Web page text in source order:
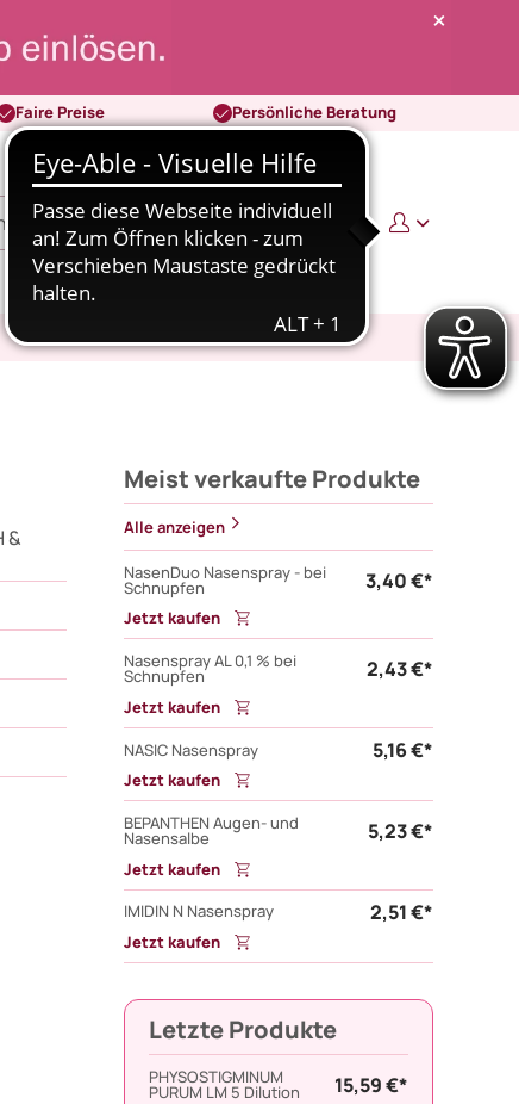
Faire Preise Persönliche Beratung
0 0,00 €
&
Meist verkaufte Produkte
Alle anzeigen
NasenDuo Nasenspray - bei
Schnupfen 3,40 €*
Jetzt kaufen
Nasenspray AL 0,1 % bei
Schnupfen 2,43 €*
Jetzt kaufen
NASIC Nasenspray
5,16 €*
Jetzt kaufen
BEPANTHEN Augen- und
Nasensalbe 5,23 €*
Jetzt kaufen
IMIDIN N Nasenspray
2,51 €*
Jetzt kaufen
Letzte Produkte
PHYSOSTIGMINUM
PURUM LM 5 Dilution 15,59 €*